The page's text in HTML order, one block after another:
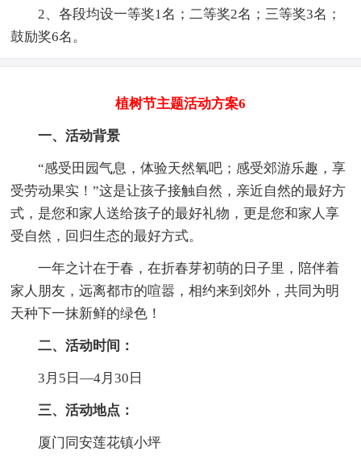
2、各段均设一等奖1名；二等奖2名；三等奖3名；
鼓励奖6名。
植树节主题活动方案6
一、活动背景
“感受田园气息，体验天然氧吧；感受郊游乐趣，享
受劳动果实！”这是让孩子接触自然，亲近自然的最好方
式，是您和家人送给孩子的最好礼物，更是您和家人享
受自然，回归生态的最好方式。
一年之计在于春，在折春芽初萌的日子里，陪伴着
家人朋友，远离都市的喧嚣，相约来到郊外，共同为明
天种下一抹新鲜的绿色！
二、活动时间：
3月5日—4月30日
三、活动地点：
厦门同安莲花镇小坪